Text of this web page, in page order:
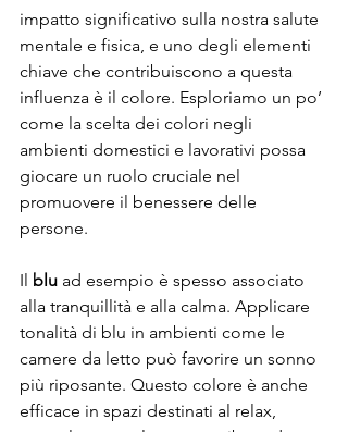
impatto significativo sulla nostra salute
mentale e fisica, e uno degli elementi
chiave che contribuiscono a questa
influenza è il colore. Esploriamo un po’
come la scelta dei colori negli
ambienti domestici e lavorativi possa
giocare un ruolo cruciale nel
promuovere il benessere delle
persone.
Il blu ad esempio è spesso associato
alla tranquillità e alla calma. Applicare
tonalità di blu in ambienti come le
camere da letto può favorire un sonno
più riposante. Questo colore è anche
efficace in spazi destinati al relax,